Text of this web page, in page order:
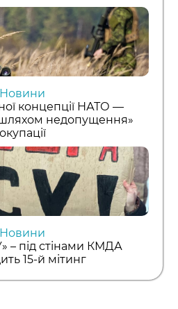
Новини
концепції НАТО —
недопущення»
окупації
Новини
– під стінами КМДА
15-й мітинг